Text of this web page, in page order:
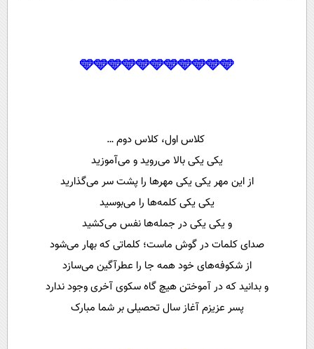
🩵🩵🩵🩵🩵🩵🩵🩵🩵🩵🩵
کلاس اول، کلاس دوم …
یکی یکی بالا می‌روید و می‌آموزید
از این مهر یکی یکی مهر‌ها را پشت سر می‌گذارید
یکی یکی کلمه‌ها را می‌بوسید
و یکی یکی در جمله‌ها نفس می‌کشید
صدای کلمات در گوش ماست؛ کلماتی که بهار می‌شود
از شکوفه‌های خود همه جا را عطرآگین می‌سازد
و بدانید که در آموختن هیچ گاه سکوی آخری وجود ندارد
پسر عزیزم آغاز سال تحصیلی بر شما مبارک